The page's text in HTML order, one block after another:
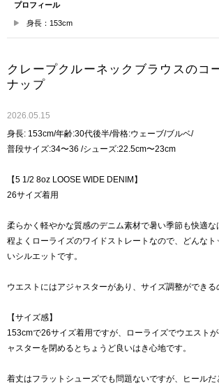
プロフィール
身長：153cm
クレープクルーネックブラウスのコ
ナップ
2026.05.15
身長: 153cm/年齢:30代後半/骨格:ウェーブ/ブルベ/
普段サイズ:34〜36 /シューズ:22.5cm〜23cm
【5 1/2 8oz LOOSE WIDE DENIM】
26サイズ着用
柔らかく軽やかな質感のデニム素材で暑い季節も快適な
程よくローライズのワイドストレートなので、どんな
いシルエットです。
ウエストにはアジャスターがあり、サイズ調整ができ
【サイズ感】
153cmで26サイズ着用ですが、ローライズでウエスト
ャスターを閉めるとちょうど良いはき心地です。
着丈はフラットシューズでも問題ないですが、ヒール